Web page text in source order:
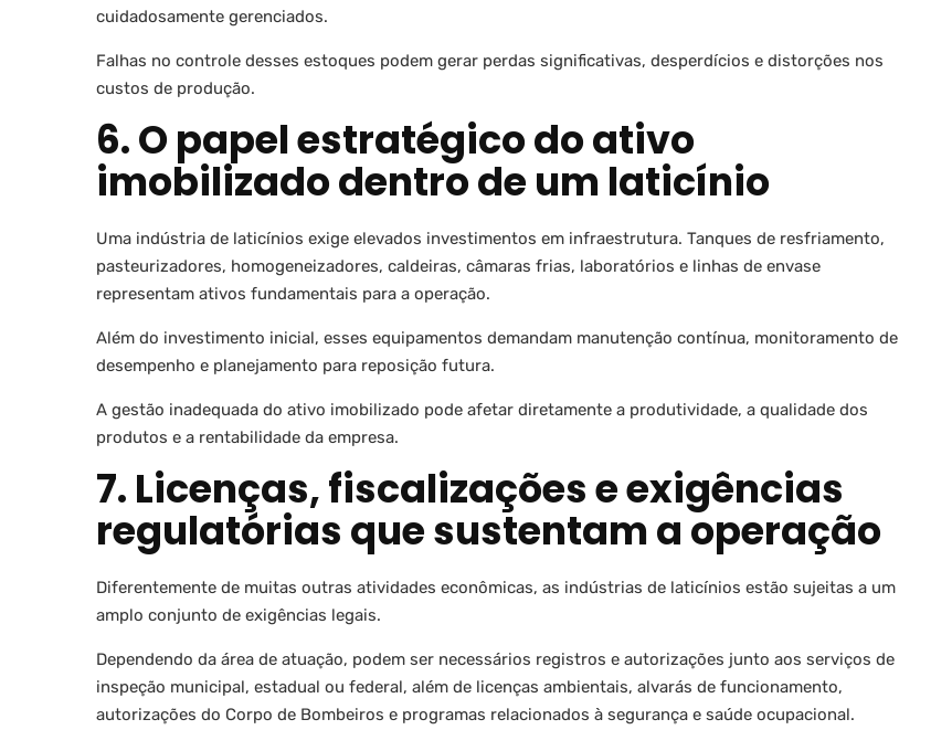
cuidadosamente gerenciados.
Falhas no controle desses estoques podem gerar perdas significativas, desperdícios e distorções nos
custos de produção.
6. O papel estratégico do ativo
imobilizado dentro de um laticínio
Uma indústria de laticínios exige elevados investimentos em infraestrutura. Tanques de resfriamento,
pasteurizadores, homogeneizadores, caldeiras, câmaras frias, laboratórios e linhas de envase
representam ativos fundamentais para a operação.
Além do investimento inicial, esses equipamentos demandam manutenção contínua, monitoramento de
desempenho e planejamento para reposição futura.
A gestão inadequada do ativo imobilizado pode afetar diretamente a produtividade, a qualidade dos
produtos e a rentabilidade da empresa.
7. Licenças, fiscalizações e exigências
regulatórias que sustentam a operação
Diferentemente de muitas outras atividades econômicas, as indústrias de laticínios estão sujeitas a um
amplo conjunto de exigências legais.
Dependendo da área de atuação, podem ser necessários registros e autorizações junto aos serviços de
inspeção municipal, estadual ou federal, além de licenças ambientais, alvarás de funcionamento,
autorizações do Corpo de Bombeiros e programas relacionados à segurança e saúde ocupacional.